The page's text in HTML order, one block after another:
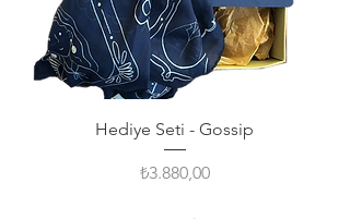
Hediye Seti - Gossip
Fiyat
₺3.880,00